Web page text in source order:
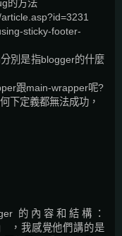
的方法
sticky-footer-
別是指blogger的什麼
跟main-wrapper呢?
下定義都無法成功，
的內容和結構：
」 ，我感覺他們講的是